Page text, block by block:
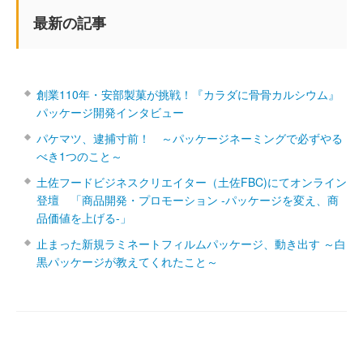
最新の記事
創業110年・安部製菓が挑戦！『カラダに骨骨カルシウム』
パッケージ開発インタビュー
パケマツ、逮捕寸前！ ～パッケージネーミングで必ずやる
べき1つのこと～
土佐フードビジネスクリエイター（土佐FBC)にてオンライン
登壇 「商品開発・プロモーション ‐パッケージを変え、商
品価値を上げる‐」
止まった新規ラミネートフィルムパッケージ、動き出す ～白
黒パッケージが教えてくれたこと～